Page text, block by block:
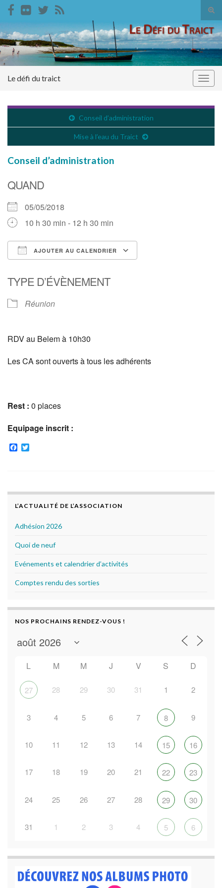
Search for:
Le défi du traict
Conseil d’administration
Mise à l’eau du Traict
Conseil d’administration
QUAND
05/05/2018
10 h 30 min - 12 h 30 min
AJOUTER AU CALENDRIER
TYPE D’ÉVÈNEMENT
Réunion
RDV au Belem à 10h30
Les CA sont ouverts à tous les adhérents
Rest : 0 places
Equipage inscrit :
F
o
k
r
L’ACTUALITÉ DE L’ASSOCIATION
Adhésion 2026
Quoi de neuf
Evénements et calendrier d’activités
Comptes rendu des sorties
NOS PROCHAINS RENDEZ-VOUS !
L M M J V S D
27 28 29 30 31 1 2
3 4 5 6 7 8 9
10 11 12 13 14 15 16
17 18 19 20 21 22 23
24 25 26 27 28 29 30
31 1 2 3 4 5 6